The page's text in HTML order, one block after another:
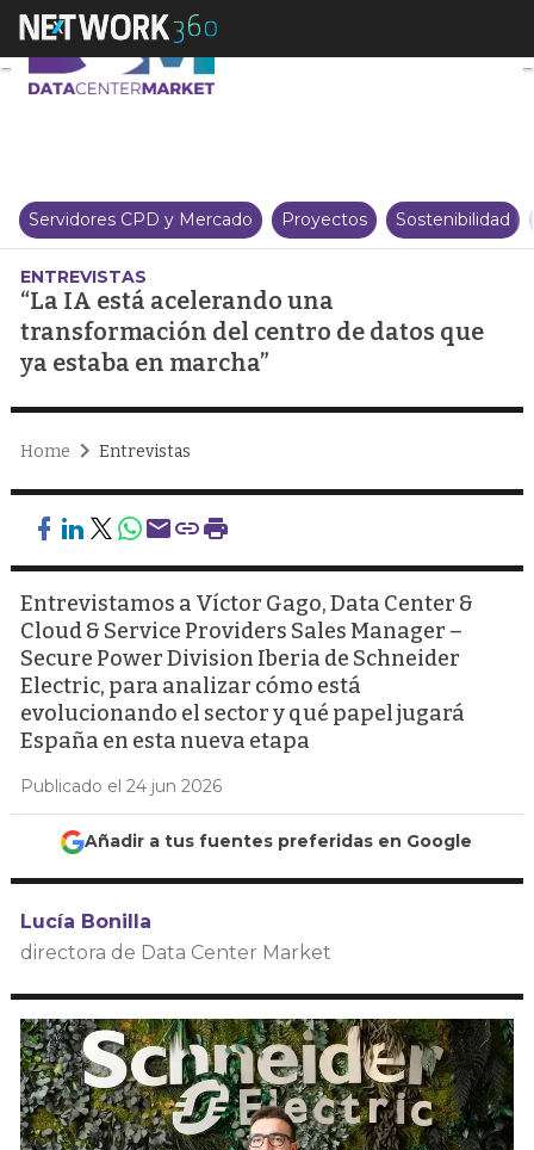
“La IA está acelerando una
Servidores CPD y Mercado Proyectos Sostenibilidad
ENTREVISTAS
“La IA está acelerando una
transformación del centro de datos que
ya estaba en marcha”
Home Entrevistas
Entrevistamos a Víctor Gago, Data Center &
Cloud & Service Providers Sales Manager –
Secure Power Division Iberia de Schneider
Electric, para analizar cómo está
evolucionando el sector y qué papel jugará
España en esta nueva etapa
Publicado el 24 jun 2026
Añadir a tus fuentes preferidas en Google
Lucía Bonilla
directora de Data Center Market